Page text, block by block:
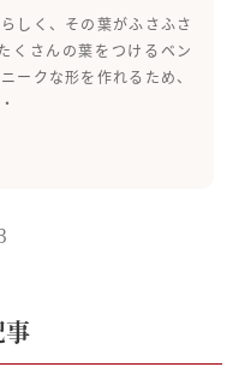
しく、その葉がふさふさ
くさんの葉をつけるベン
ークな形を作れるため、
事